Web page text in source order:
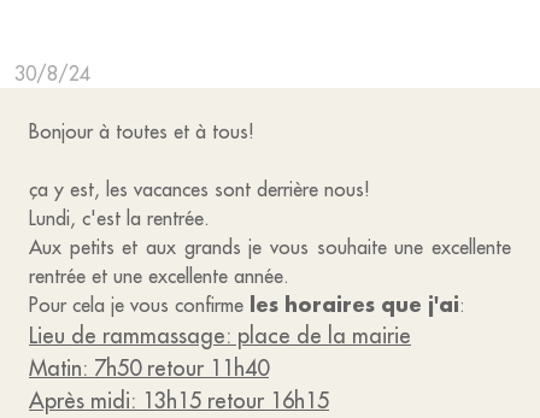
30/8/24
Bonjour à toutes et à tous!
ça y est, les vacances sont derrière nous!
Lundi, c'est la rentrée.
Aux petits et aux grands je vous souhaite une excellente
rentrée et une excellente année.
Pour cela je vous confirme les horaires que j'ai:
Lieu de rammassage: place de la mairie
Matin: 7h50 retour 11h40
Après midi: 13h15 retour 16h15